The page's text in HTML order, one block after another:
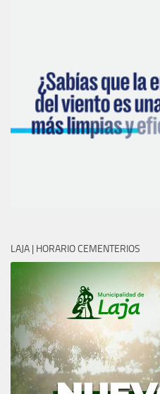
LAJA | HORARIO CEMENTERIOS